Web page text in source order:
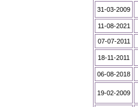
31-03-2009
11-08-2021
07-07-2011
18-11-2011
06-08-2018
19-02-2009